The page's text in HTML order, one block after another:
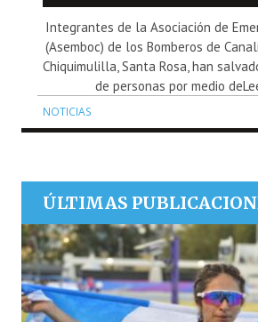
Integrantes de la Asociación de
(Asemboc) de los Bomberos de
Chiquimulilla, Santa Rosa, han
de personas por medio
NOTICIAS
ÚLTIMAS